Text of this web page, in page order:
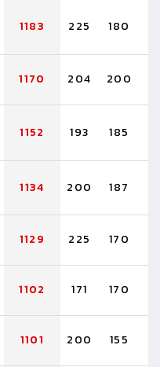
1183 225 180
1170 204 200
1152 193 185
1134 200 187
1129 225 170
1102 171 170
1101 200 155